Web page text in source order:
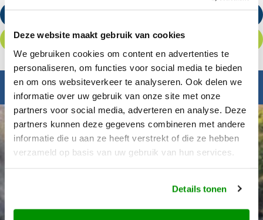
Deze website maakt gebruik van cookies
We gebruiken cookies om content en advertenties te
personaliseren, om functies voor social media te bieden
en om ons websiteverkeer te analyseren. Ook delen we
informatie over uw gebruik van onze site met onze
partners voor social media, adverteren en analyse. Deze
partners kunnen deze gegevens combineren met andere
informatie die u aan ze heeft verstrekt of die ze hebben
verzameld op basis van uw gebruik van hun services.
Details tonen
Offerte aanvragen
Inspiratie nodig?